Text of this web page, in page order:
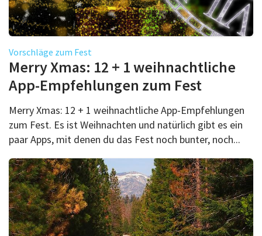
Vorschläge zum Fest
Merry Xmas: 12 + 1 weihnachtliche
App-Empfehlungen zum Fest
Merry Xmas: 12 + 1 weihnachtliche App-Empfehlungen
zum Fest. Es ist Weihnachten und natürlich gibt es ein
paar Apps, mit denen du das Fest noch bunter, noch...